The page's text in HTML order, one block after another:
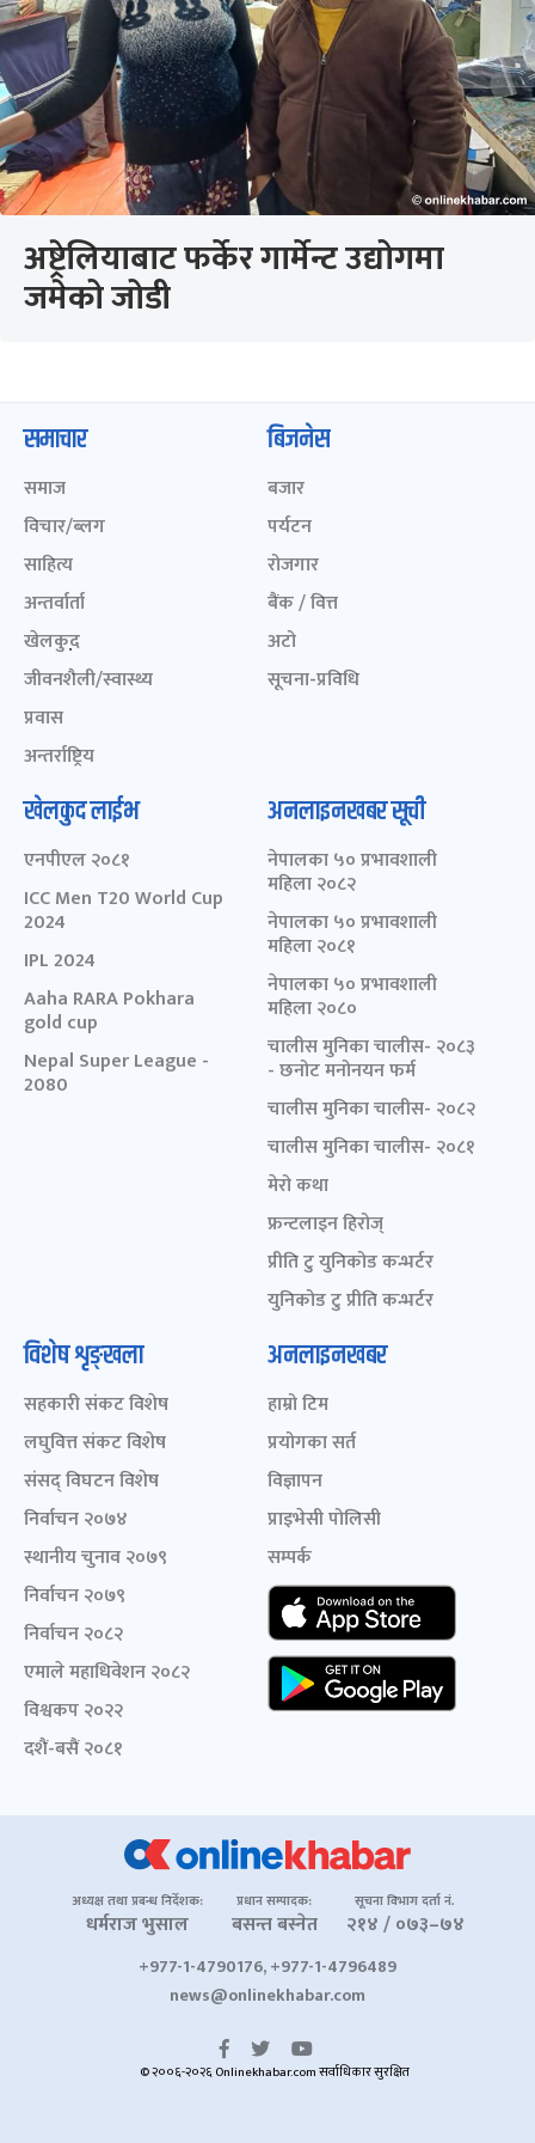
अष्ट्रेलियाबाट फर्केर गार्मेन्ट उद्योगमा
जमेको जोडी
समाचार
समाज
विचार/ब्लग
साहित्य
अन्तर्वार्ता
खेलकुद़़
जीवनशैली/स्वास्थ्य
प्रवास
अन्तर्राष्ट्रिय
बिजनेस
बजार
पर्यटन
रोजगार
बैंक / वित्त
अटो
सूचना-प्रविधि
खेलकुद लाईभ
एनपीएल २०८१
ICC Men T20 World Cup
2024
IPL 2024
Aaha RARA Pokhara
gold cup
Nepal Super League -
2080
अनलाइनखबर सूची
नेपालका ५० प्रभावशाली
महिला २०८२
नेपालका ५० प्रभावशाली
महिला २०८१
नेपालका ५० प्रभावशाली
महिला २०८०
चालीस मुनिका चालीस- २०८३
- छनोट मनोनयन फर्म
चालीस मुनिका चालीस- २०८२
चालीस मुनिका चालीस- २०८१
मेरो कथा
फ्रन्टलाइन हिरोज्
प्रीति टु युनिकोड कन्भर्टर
युनिकोड टु प्रीति कन्भर्टर
विशेष शृङ्खला
सहकारी संकट विशेष
लघुवित्त संकट विशेष
संसद् विघटन विशेष
निर्वाचन २०७४
स्थानीय चुनाव २०७९
निर्वाचन २०७९
निर्वाचन २०८२
एमाले महाधिवेशन २०८२
विश्वकप २०२२
दशैं-बसैं २०८१
अनलाइनखबर
हाम्रो टिम
प्रयोगका सर्त
विज्ञापन
प्राइभेसी पोलिसी
सम्पर्क
अध्यक्ष तथा प्रबन्ध निर्देशक:
धर्मराज भुसाल
प्रधान सम्पादक:
बसन्त बस्नेत
सूचना विभाग दर्ता नं.
२१४ / ०७३–७४
+977-1-4790176, +977-1-4796489
news@onlinekhabar.com
© २००६-२०२६ Onlinekhabar.com सर्वाधिकार सुरक्षित